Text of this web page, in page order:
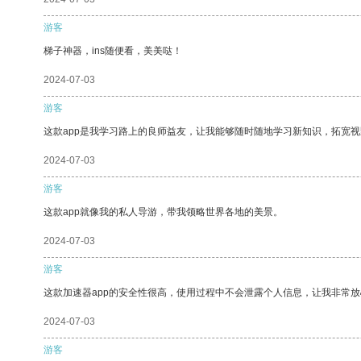
游客
梯子神器，ins随便看，美美哒！
2024-07-03
游客
这款app是我学习路上的良师益友，让我能够随时随地学习新知识，拓宽视
2024-07-03
游客
这款app就像我的私人导游，带我领略世界各地的美景。
2024-07-03
游客
这款加速器app的安全性很高，使用过程中不会泄露个人信息，让我非常放
2024-07-03
游客